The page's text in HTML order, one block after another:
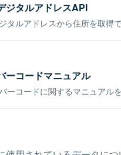
ジタルアドレスAPI
タルアドレスから住所を取得
ーコードマニュアル
ーコードに関するマニュアル